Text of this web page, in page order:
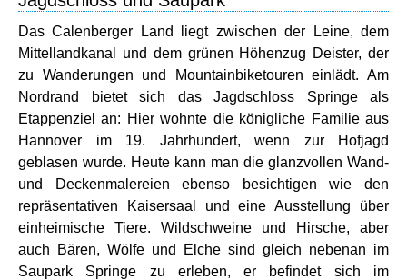
Das Calenberger Land liegt zwischen der Leine, dem
Mittellandkanal und dem grünen Höhenzug Deister, der
zu Wanderungen und Mountainbiketouren einlädt. Am
Nordrand bietet sich das Jagdschloss Springe als
Etappenziel an: Hier wohnte die königliche Familie aus
Hannover im 19. Jahrhundert, wenn zur Hofjagd
geblasen wurde. Heute kann man die glanzvollen Wand-
und Deckenmalereien ebenso besichtigen wie den
repräsentativen Kaisersaal und eine Ausstellung über
einheimische Tiere. Wildschweine und Hirsche, aber
auch Bären, Wölfe und Elche sind gleich nebenan im
Saupark Springe zu erleben, er befindet sich im